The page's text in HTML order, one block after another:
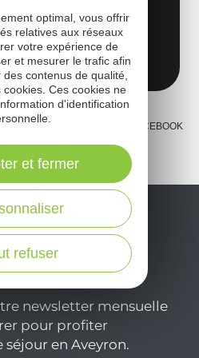
sur-Soulzon
l'itinéraire
FACEBOOK
newsletter mensuelle
pour profiter
en Aveyron.
optimal, vous offrir
relatives aux réseaux
votre expérience de
et mesurer le trafic afin
contenus de qualité,
Ces cookies ne
d'identification
refuser
et fermer